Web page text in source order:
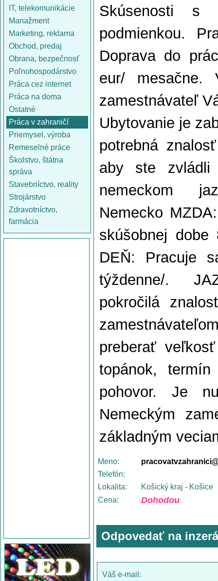
IT, telekomunikácie
Manažment
Marketing, reklama
Obchod, predaj
Obrana, bezpečnosť
Poľnohospodárstvo
Práca cez internet
Práca na doma
Ostatné
Práca v zahraničí
Priemysel, výroba
Remeselné práce
Školstvo, štátna
správa
Stavebníctvo, reality
Strojárstvo
Zdravotníctvo,
farmácia
Skúsenosti s
podmienkou.
Doprava do
eur/
zamestnávateľ
Ubytovanie je
potrebná
aby ste zvládli
nemeckom
Nemecko
skúšobnej
DEŇ: Pracuje
týždenne/.
pokročilá
preberať
topánok,
pohovor. Je
Nemeckým
základným
Meno:
Telefón:
Lokalita:
Košický kraj - Košice
Cena:
Dohodou
Odpovedať na
Váš e-mail: